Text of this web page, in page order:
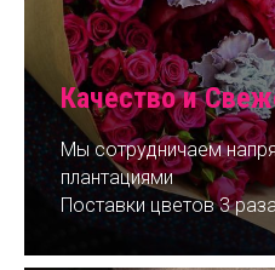
Качество и
Мы сотрудничаем
плантациями
Поставки цветов 3